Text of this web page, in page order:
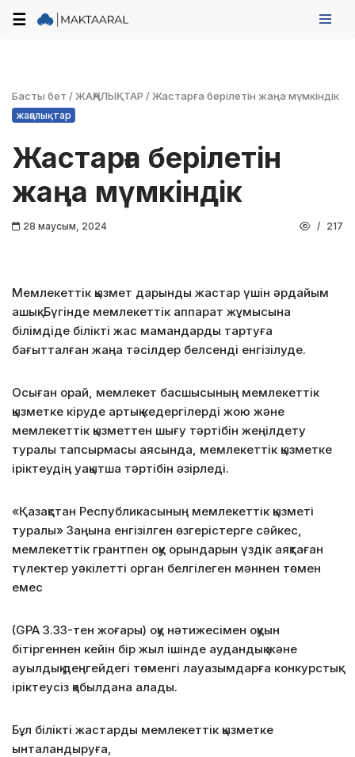
☰
Басты бет /ЖАҢАЛЫҚТАР /Жастарға берілетін жаңа мүмкіндік
жаңалықтар
Жастарға берілетін
жаңа мүмкіндік
28 маусым, 2024 217
Мемлекеттік қызмет дарынды жастар үшін әрдайым
ашық. Бүгінде мемлекеттік аппарат жұмысына
білімдіде білікті жас мамандарды тартуға
бағытталған жаңа тәсілдер белсенді енгізілуде.
Осыған орай, мемлекет басшысының мемлекеттік
қызметке кіруде артық кедергілерді жою және
мемлекеттік қызметтен шығу тәртібін жеңілдету
туралы тапсырмасы аясында, мемлекеттік қызметке
іріктеудің уақытша тәртібін әзірледі.
«Қазақстан Республикасының мемлекеттік қызметі
туралы» Заңына енгізілген өзгерістерге сәйкес,
мемлекеттік грантпен оқу орындарын үздік аяқтаған
түлектер уәкілетті орган белгілеген мәннен төмен
емес
(GPA 3.33-тен жоғары) оқу нәтижесімен оқуын
бітіргеннен кейін бір жыл ішінде аудандық және
ауылдық деңгейдегі төменгі лауазымдарға конкурстық
іріктеусіз қабылдана алады.
Бұл білікті жастарды мемлекеттік қызметке
ынталандыруға,